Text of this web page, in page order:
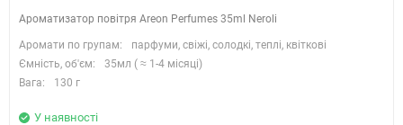
Ароматизатор повітря Areon Perfumes 35ml Neroli
Аромати по групам:
парфуми, свіжі, солодкі, теплі, квіткові
Ємність, об'єм:
35мл ( ≈ 1-4 місяці)
Вага:
130 г
У наявності